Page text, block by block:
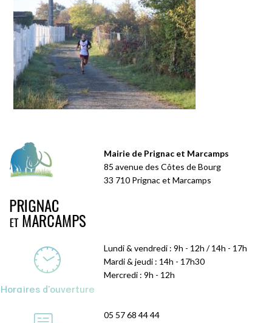
Mairie de Prignac et Marcamps
85 avenue des Côtes de Bourg
33 710 Prignac et Marcamps
Horaires d'ouverture
Lundi & vendredi : 9h - 12h / 14h - 17h
Mardi & jeudi : 14h - 17h30
Mercredi : 9h - 12h
05 57 68 44 44